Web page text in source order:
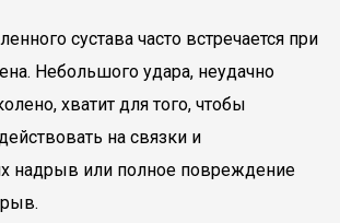
сустава часто встречается при
Небольшого удара, неудачно
хватит для того, чтобы
на связки и
надрыв или полное повреждение